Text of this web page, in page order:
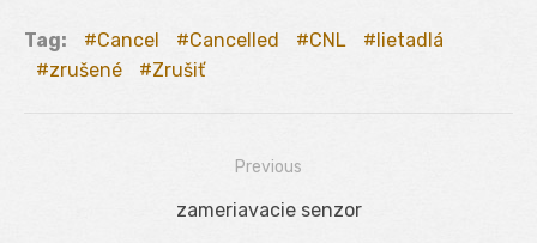
Tag: Cancel Cancelled CNL
lietadlá
zrušené
Zrušiť
Navigácia
Previous
Previous
zameriavacie senzor